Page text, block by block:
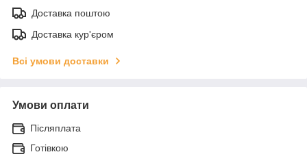
Доставка поштою
Доставка кур'єром
Всі умови доставки
Умови оплати
Післяплата
Готівкою